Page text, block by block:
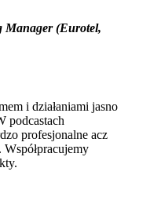
Manager (Eurotel,
i działaniami jasno
podcastach
profesjonalne acz